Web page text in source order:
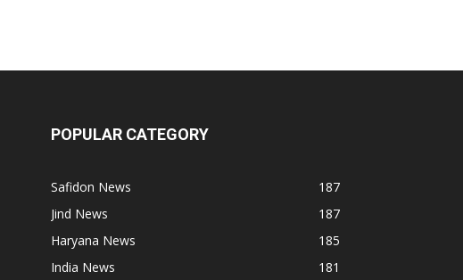
POPULAR CATEGORY
Safidon News
187
Jind News
187
Haryana News
185
India News
181